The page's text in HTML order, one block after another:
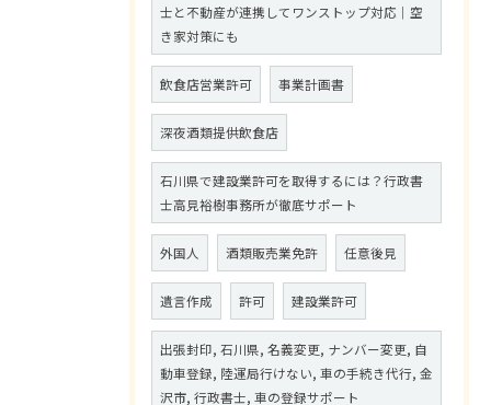
士と不動産が連携してワンストップ対応｜空
き家対策にも
飲食店営業許可 事業計画書
深夜酒類提供飲食店
石川県で建設業許可を取得するには？行政書
士高見裕樹事務所が徹底サポート
外国人 酒類販売業免許 任意後見
遺言作成 許可 建設業許可
出張封印, 石川県, 名義変更, ナンバー変更, 自
動車登録, 陸運局行けない, 車の手続き代行, 金
沢市, 行政書士, 車の登録サポート